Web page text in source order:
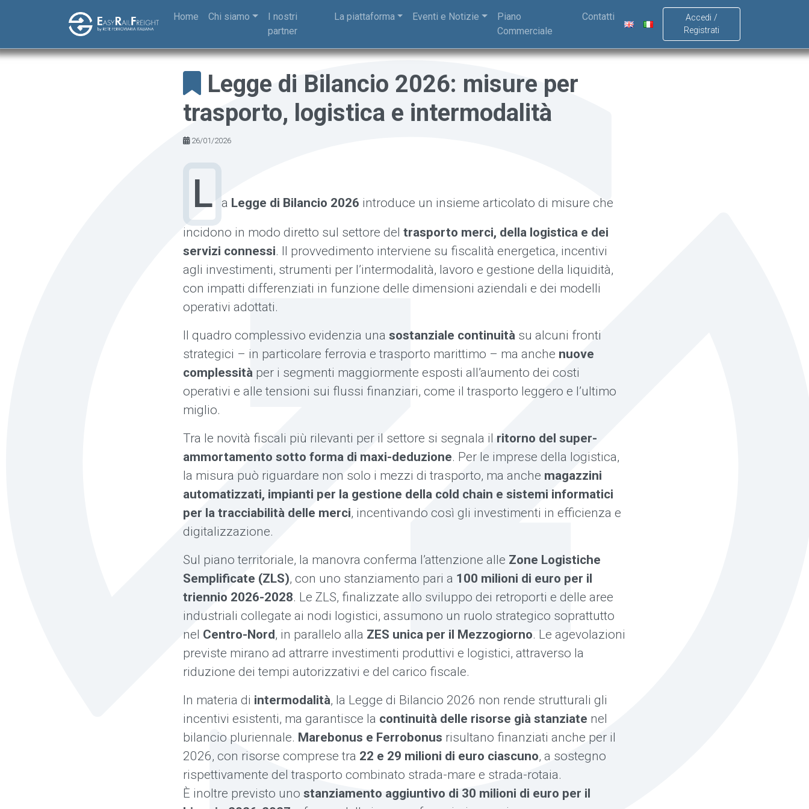
Skip to main content Home Chi siamo
I nostri
partner
La piattaforma Eventi e Notizie
Piano
Commerciale
Contatti
Accedi /
Registrati
Legge di Bilancio 2026: misure per
trasporto, logistica e intermodalità
26/01/2026
L a Legge di Bilancio 2026 introduce un insieme articolato di misure che
incidono in modo diretto sul settore del trasporto merci, della logistica e dei
servizi connessi. Il provvedimento interviene su fiscalità energetica, incentivi
agli investimenti, strumenti per l’intermodalità, lavoro e gestione della liquidità,
con impatti differenziati in funzione delle dimensioni aziendali e dei modelli
operativi adottati.
Il quadro complessivo evidenzia una sostanziale continuità su alcuni fronti
strategici – in particolare ferrovia e trasporto marittimo – ma anche nuove
complessità per i segmenti maggiormente esposti all’aumento dei costi
operativi e alle tensioni sui flussi finanziari, come il trasporto leggero e l’ultimo
miglio.
Tra le novità fiscali più rilevanti per il settore si segnala il ritorno del super-
ammortamento sotto forma di maxi-deduzione. Per le imprese della logistica,
la misura può riguardare non solo i mezzi di trasporto, ma anche magazzini
automatizzati, impianti per la gestione della cold chain e sistemi informatici
per la tracciabilità delle merci, incentivando così gli investimenti in efficienza e
digitalizzazione.
Sul piano territoriale, la manovra conferma l’attenzione alle Zone Logistiche
Semplificate (ZLS), con uno stanziamento pari a 100 milioni di euro per il
triennio 2026-2028. Le ZLS, finalizzate allo sviluppo dei retroporti e delle aree
industriali collegate ai nodi logistici, assumono un ruolo strategico soprattutto
nel Centro-Nord, in parallelo alla ZES unica per il Mezzogiorno. Le agevolazioni
previste mirano ad attrarre investimenti produttivi e logistici, attraverso la
riduzione dei tempi autorizzativi e del carico fiscale.
In materia di intermodalità, la Legge di Bilancio 2026 non rende strutturali gli
incentivi esistenti, ma garantisce la continuità delle risorse già stanziate nel
bilancio pluriennale. Marebonus e Ferrobonus risultano finanziati anche per il
2026, con risorse comprese tra 22 e 29 milioni di euro ciascuno, a sostegno
rispettivamente del trasporto combinato strada-mare e strada-rotaia.
È inoltre previsto uno stanziamento aggiuntivo di 30 milioni di euro per il